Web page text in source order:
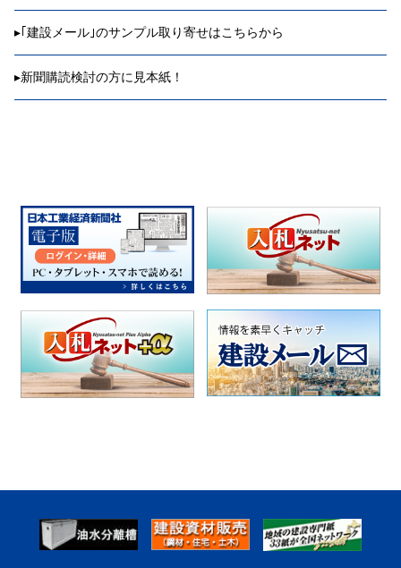
▸｢建設メール｣のサンプル取り寄せはこちらから
▸新聞購読検討の方に見本紙！